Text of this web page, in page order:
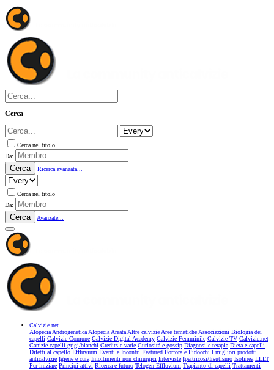
Cerca
Cerca nel titolo
Da:
Cerca Ricerca avanzata...
Cerca nel titolo
Da:
Cerca Avanzate...
Calvizie.net
Alopecia AndrogeneticaAlopecia AreataAltre calvizieAree tematicheAssociazioni Biologia dei
capelli Calvizie Comune Calvizie Digital Academy Calvizie Femminile Calvizie TV Calvizie.net
Canizie capelli grigi/bianchi Credits e varie Curiosità e gossip Diagnosi e terapia Dieta e capelli
Difetti al capello Effluvium Eventi e Incontri Featured Forfora e Pidocchi I migliori prodotti
anticalvizie Igiene e cura Infoltimenti non chirurgici Interviste Ipertricosi/Irsutismo Isolinea LLLT
Per iniziare Principi attivi Ricerca e futuro Telogen Effluvium Trapianto di capelli Trattamenti